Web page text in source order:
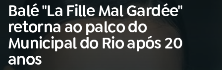
Buscar
na
Rádio
MEC
Buscar
Balé "La Fille Mal Gardée"
retorna ao palco do
Municipal do Rio após 20
anos